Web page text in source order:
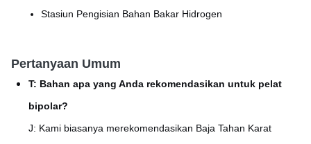
Stasiun Pengisian Bahan Bakar Hidrogen
Pertanyaan Umum
T: Bahan apa yang Anda rekomendasikan untuk pelat
bipolar?
J: Kami biasanya merekomendasikan Baja Tahan Karat